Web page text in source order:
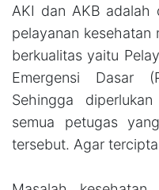
AKI dan AKB adalah
pelayanan kesehatan
berkualitas yaitu
Emergensi Dasar
Sehingga
semua petugas
tersebut. Agar